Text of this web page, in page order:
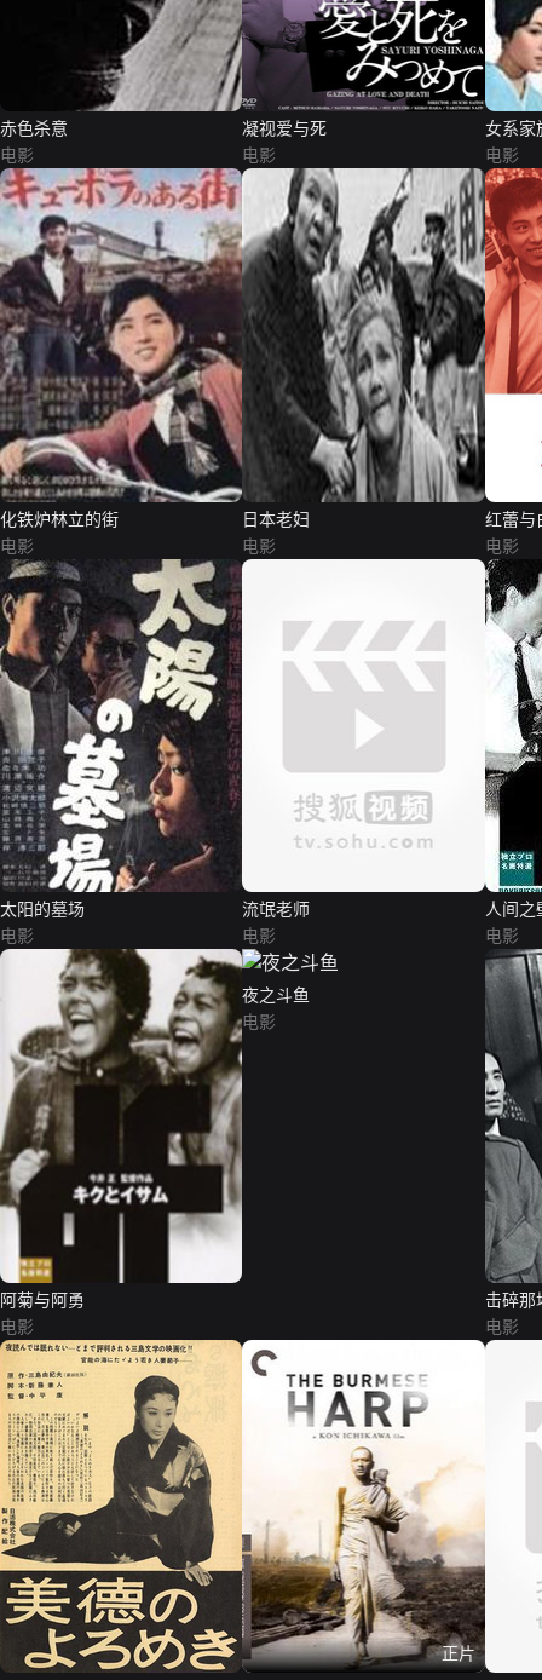
赤色杀意
电影
凝视爱与死
电影
女系家
电影
化铁炉林立的街
电影
日本老妇
电影
红蕾与
电影
太阳的墓场
电影
流氓老师
电影
人间之
电影
阿菊与阿勇
电影
夜之斗鱼
电影
击碎那
电影
正片